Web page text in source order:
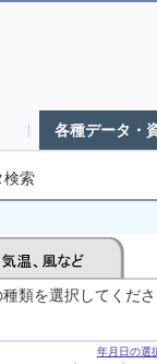
各種データ・
検索
類を選択してくだ
年月日の選